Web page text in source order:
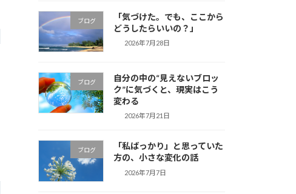
ブログ
「気づけた。でも、ここから
どうしたらいいの？」
2026年7月28日
ブログ
自分の中の“見えないブロッ
ク”に気づくと、現実はこう
変わる
2026年7月21日
ブログ
「私ばっかり」と思っていた
方の、小さな変化の話
2026年7月7日